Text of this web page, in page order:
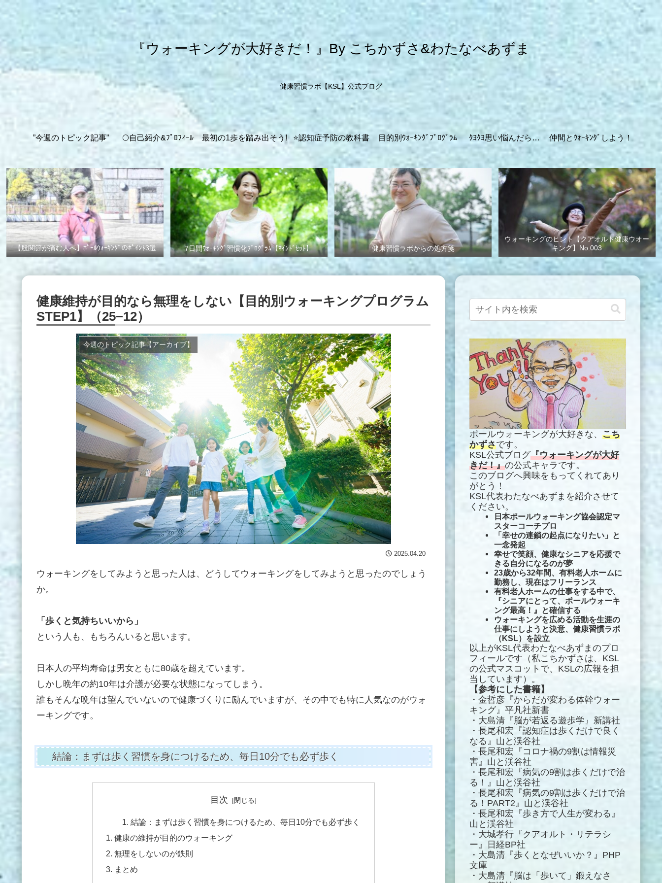
『ウォーキングが大好きだ！』By こちかずさ&わたなべあずま
健康習慣ラボ【KSL】公式ブログ
”今週のトピック記事” 🌕自己紹介&ﾌﾟﾛﾌｨｰﾙ 最初の1歩を踏み出そう! ⭐️認知症予防の教科書 目的別ｳｫｰｷﾝｸﾞﾌﾟﾛｸﾞﾗﾑ ｸﾖｸﾖ思い悩んだら… 仲間とｳｫｰｷﾝｸﾞしよう！
【股関節が痛む人へ】ﾎﾟｰﾙｳｫｰｷﾝｸﾞのﾎﾟｲﾝﾄ3選 7日間ｳｫｰｷﾝｸﾞ習慣化ﾌﾟﾛｸﾞﾗﾑ【ﾏｲﾝﾄﾞｾｯﾄ】 健康習慣ラボからの処方箋
ウォーキングのヒント【クアオルト健康ウオー
キング】No.003
健康維持が目的なら無理をしない【目的別ウォーキングプログラム
STEP1】（25−12）
今週のトピック記事【アーカイブ】
2025.04.20
ウォーキングをしてみようと思った人は、どうしてウォーキングをしてみようと思ったのでしょう
か。
「歩くと気持ちいいから」
という人も、もちろんいると思います。
日本人の平均寿命は男女ともに80歳を超えています。
しかし晩年の約10年は介護が必要な状態になってしまう。
誰もそんな晩年は望んでいないので健康づくりに励んでいますが、その中でも特に人気なのがウォ
ーキングです。
結論：まずは歩く習慣を身につけるため、毎日10分でも必ず歩く
目次
結論：まずは歩く習慣を身につけるため、毎日10分でも必ず歩く
健康の維持が目的のウォーキング
無理をしないのが鉄則
まとめ
ポールウォーキングが大好きな、 こち
かずさです。
KSL公式ブログ『ウォーキングが大好
きだ！』の公式キャラです。
このブログへ興味をもってくれてあり
がとう！
KSL代表わたなべあずまを紹介させて
ください。
日本ポールウォーキング協会認定マ
スターコーチプロ
「幸せの連鎖の起点になりたい」と
一念発起
幸せで笑顔、 健康なシニアを応援で
きる自分になるのが夢
23歳から32年間、有料老人ホームに
勤務し、現在はフリーランス
有料老人ホームの仕事をする中で、
『シニアにとって、ポールウォーキ
ング最高！』と確信する
ウォーキングを広める活動を生涯の
仕事にしようと決意、健康習慣ラボ
（KSL）を設立
以上がKSL代表わたなべあずまのプロ
フィールです（私こちかずさは、KSL
の公式マスコットで、KSLの広報を担
当しています）。
【参考にした書籍】
・金哲彦『からだが変わる体幹ウォー
キング』平凡社新書
・大島清『脳が若返る遊歩学』新講社
・長尾和宏『認知症は歩くだけで良く
なる』山と渓谷社
・長尾和宏『コロナ禍の9割は情報災
害』山と渓谷社
・長尾和宏『病気の9割は歩くだけで治
る！』山と渓谷社
・長尾和宏『病気の9割は歩くだけで治
る！PART2』山と渓谷社
・長尾和宏『歩き方で人生が変わる』
山と渓谷社
・大城孝行『クアオルト・リテラシ
ー』日経BP社
・大島清『歩くとなぜいいか？』PHP
文庫
・大島清『脳は「歩いて」鍛えなさ